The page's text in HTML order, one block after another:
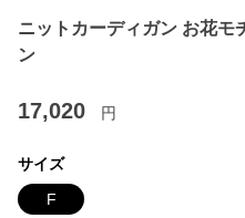
ニットカーディガン お花モ
ン
17,020 円
サイズ
F